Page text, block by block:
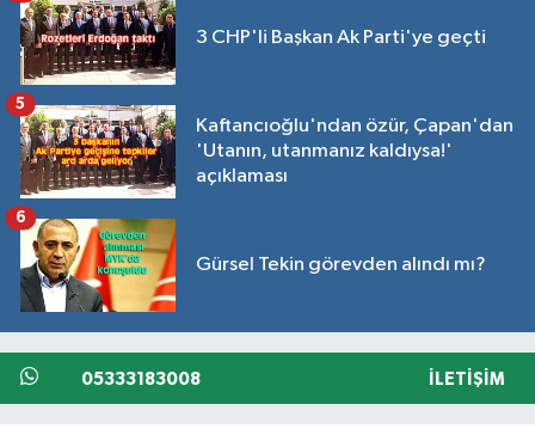
3 CHP'li Başkan Ak Parti'ye geçti
Kaftancıoğlu'ndan özür, Çapan'dan
'Utanın, utanmanız kaldıysa!'
açıklaması
5
Gürsel Tekin görevden alındı mı?
6
05333183008 İLETIŞIM